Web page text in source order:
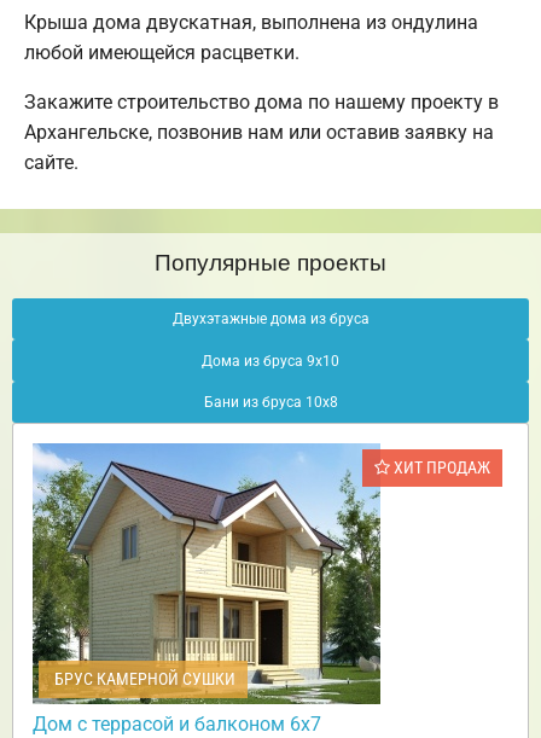
Крыша дома двускатная, выполнена из ондулина
любой имеющейся расцветки.
Закажите строительство дома по нашему проекту в
Архангельске, позвонив нам или оставив заявку на
сайте.
Популярные проекты
Двухэтажные дома из бруса
Дома из бруса 9х10
Бани из бруса 10х8
ХИТ ПРОДАЖ
БРУС КАМЕРНОЙ СУШКИ
Дом с террасой и балконом 6х7